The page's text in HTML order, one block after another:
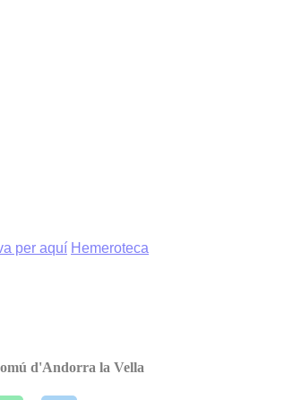
per aquí Hemeroteca
d'Andorra la Vella